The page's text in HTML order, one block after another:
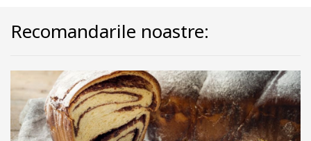
Recomandarile noastre: